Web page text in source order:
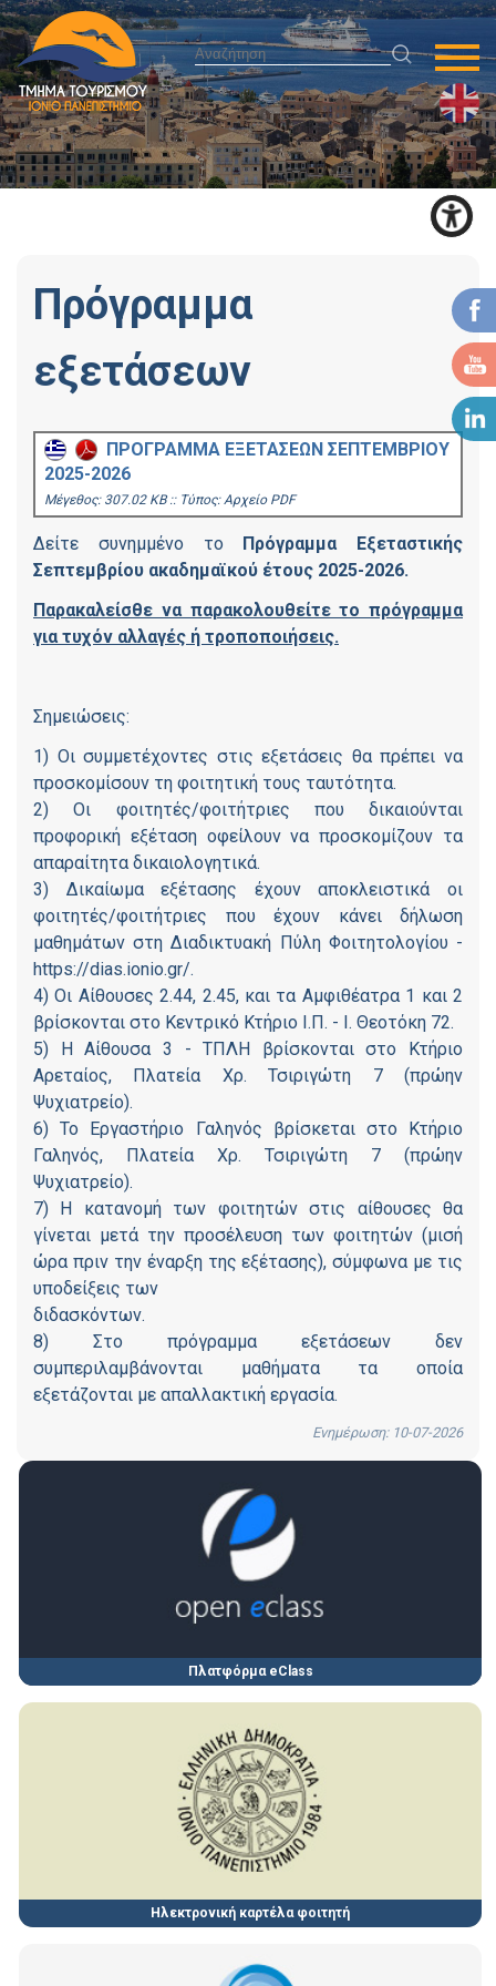
Πρόγραμμα
εξετάσεων
ΠΡΟΓΡΑΜΜΑ ΕΞΕΤΑΣΕΩΝ ΣΕΠΤΕΜΒΡΙΟΥ
2025-2026
Mέγεθος: 307.02 KB :: Τύπος: Αρχείο PDF
Δείτε συνημμένο το Πρόγραμμα Εξεταστικής
Σεπτεμβρίου ακαδημαϊκού έτους 2025-2026.
Παρακαλείσθε να παρακολουθείτε το πρόγραμμα
για τυχόν αλλαγές ή τροποποιήσεις.
Σημειώσεις:
1) Οι συμμετέχοντες στις εξετάσεις θα πρέπει να
προσκομίσουν τη φοιτητική τους ταυτότητα.
2) Οι φοιτητές/φοιτήτριες που δικαιούνται
προφορική εξέταση οφείλουν να προσκομίζουν τα
απαραίτητα δικαιολογητικά.
3) Δικαίωμα εξέτασης έχουν αποκλειστικά οι
φοιτητές/φοιτήτριες που έχουν κάνει δήλωση
μαθημάτων στη Διαδικτυακή Πύλη Φοιτητολογίου -
https://dias.ionio.gr/.
4) Οι Αίθουσες 2.44, 2.45, και τα Αμφιθέατρα 1 και 2
βρίσκονται στο Κεντρικό Κτήριο Ι.Π. - Ι. Θεοτόκη 72.
5) Η Αίθουσα 3 - ΤΠΛΗ βρίσκονται στο Κτήριο
Αρεταίος, Πλατεία Χρ. Τσιριγώτη 7 (πρώην
Ψυχιατρείο).
6) Το Εργαστήριο Γαληνός βρίσκεται στο Κτήριο
Γαληνός, Πλατεία Χρ. Τσιριγώτη 7 (πρώην
Ψυχιατρείο).
7) Η κατανομή των φοιτητών στις αίθουσες θα
γίνεται μετά την προσέλευση των φοιτητών (μισή
ώρα πριν την έναρξη της εξέτασης), σύμφωνα με τις
υποδείξεις των
διδασκόντων.
8) Στο πρόγραμμα εξετάσεων δεν
συμπεριλαμβάνονται μαθήματα τα οποία
εξετάζονται με απαλλακτική εργασία.
Ενημέρωση: 10-07-2026
Πλατφόρμα eClass
Ηλεκτρονική καρτέλα φοιτητή